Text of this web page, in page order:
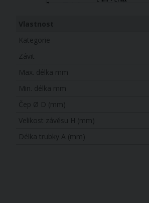
Kategorie
Závit
Max. délka mm
Min. délka mm
Čep Ø D (mm)
Velikost závěsu H (mm)
Délka trubky A (mm)